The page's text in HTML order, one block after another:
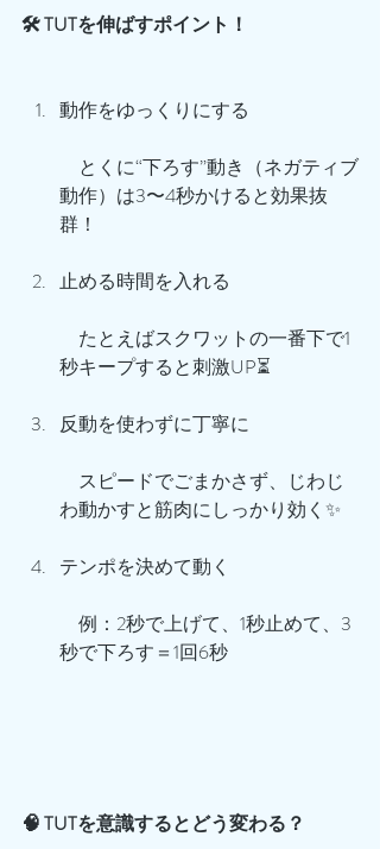
🛠️ TUTを伸ばすポイント！
動作をゆっくりにする
とくに“下ろす”動き（ネガティブ
動作）は3〜4秒かけると効果抜
群！
止める時間を入れる
たとえばスクワットの一番下で1
秒キープすると刺激UP⏳
反動を使わずに丁寧に
スピードでごまかさず、じわじ
わ動かすと筋肉にしっかり効く✨
テンポを決めて動く
例：2秒で上げて、1秒止めて、3
秒で下ろす＝1回6秒
🧠 TUTを意識するとどう変わる？